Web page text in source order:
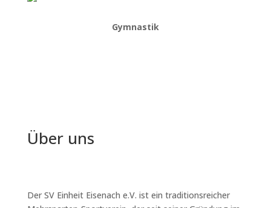
Gymnastik
Über uns
Der SV Einheit Eisenach e.V. ist ein traditionsreicher